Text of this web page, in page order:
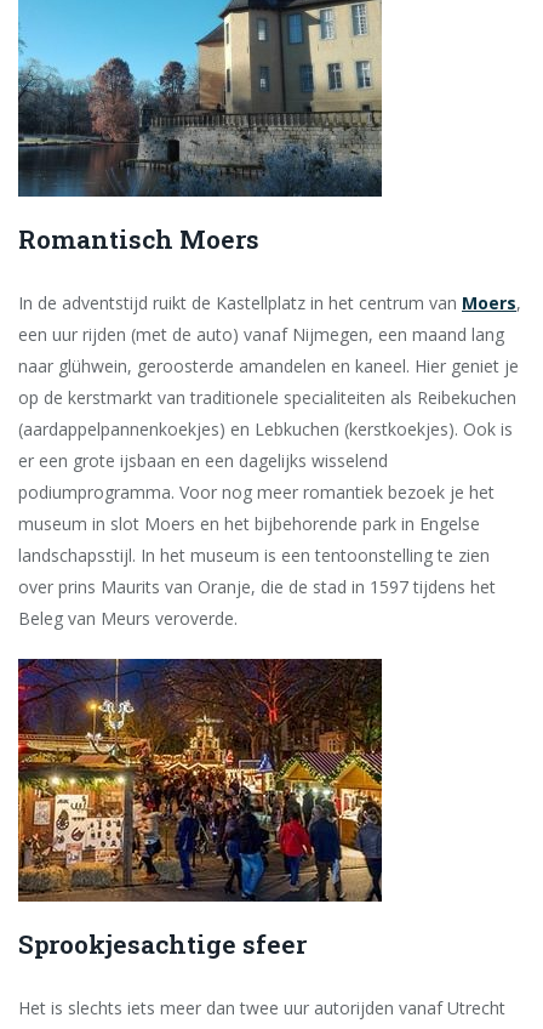
Romantisch Moers
In de adventstijd ruikt de Kastellplatz in het centrum van Moers,
een uur rijden (met de auto) vanaf Nijmegen, een maand lang
naar glühwein, geroosterde amandelen en kaneel. Hier geniet je
op de kerstmarkt van traditionele specialiteiten als Reibekuchen
(aardappelpannenkoekjes) en Lebkuchen (kerstkoekjes). Ook is
er een grote ijsbaan en een dagelijks wisselend
podiumprogramma. Voor nog meer romantiek bezoek je het
museum in slot Moers en het bijbehorende park in Engelse
landschapsstijl. In het museum is een tentoonstelling te zien
over prins Maurits van Oranje, die de stad in 1597 tijdens het
Beleg van Meurs veroverde.
Sprookjesachtige sfeer
Het is slechts iets meer dan twee uur autorijden vanaf Utrecht